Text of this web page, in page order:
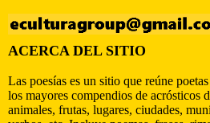
ACERCA DEL SITIO
Las poesías es un sitio que reúne
los mayores compendios de acrósticos
animales, frutas, lugares, ciudades,